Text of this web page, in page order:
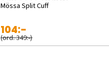
Mössa Split Cuff
104:-
(ord. 349:-)